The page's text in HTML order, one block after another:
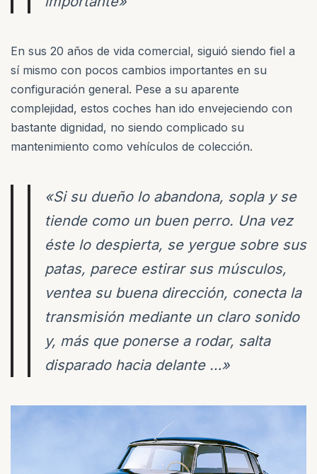
En sus 20 años de vida comercial, siguió siendo fiel a
sí mismo con pocos cambios importantes en su
configuración general. Pese a su aparente
complejidad, estos coches han ido envejeciendo con
bastante dignidad, no siendo complicado su
mantenimiento como vehículos de colección.
«Si su dueño lo abandona, sopla y se
tiende como un buen perro. Una vez
éste lo despierta, se yergue sobre sus
patas, parece estirar sus músculos,
ventea su buena dirección, conecta la
transmisión mediante un claro sonido
y, más que ponerse a rodar, salta
disparado hacia delante …»